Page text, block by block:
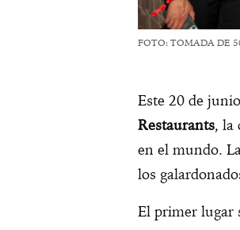
FOTO: TOMADA DE
Este 20 de
Restaurants, la
en el mundo.
los
El primer lugar